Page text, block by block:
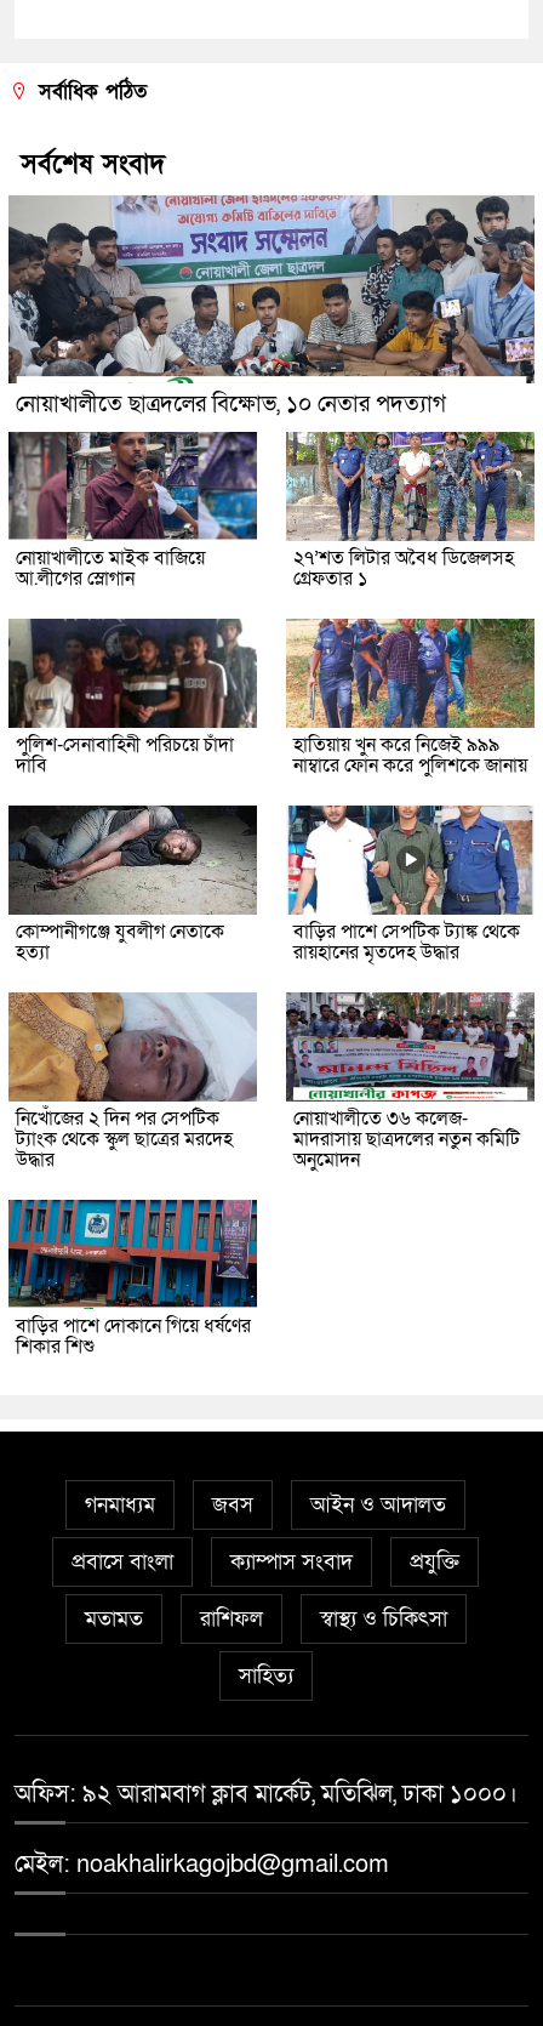
সর্বাধিক পঠিত
সর্বশেষ সংবাদ
নোয়াখালীতে ছাত্রদলের বিক্ষোভ, ১০ নেতার পদত্যাগ
নোয়াখালীতে মাইক বাজিয়ে
আ.লীগের স্লোগান
২৭’শত লিটার অবৈধ ডিজেলসহ
গ্রেফতার ১
পুলিশ-সেনাবাহিনী পরিচয়ে চাঁদা
দাবি
হাতিয়ায় খুন করে নিজেই ৯৯৯
নাম্বারে ফোন করে পুলিশকে জানায়
কোম্পানীগঞ্জে যুবলীগ নেতাকে
হত্যা
বাড়ির পাশে সেপটিক ট্যাঙ্ক থেকে
রায়হানের মৃতদেহ উদ্ধার
নিখোঁজের ২ দিন পর সেপটিক
ট্যাংক থেকে স্কুল ছাত্রের মরদেহ
উদ্ধার
নোয়াখালীতে ৩৬ কলেজ-
মাদরাসায় ছাত্রদলের নতুন কমিটি
অনুমোদন
বাড়ির পাশে দোকানে গিয়ে ধর্ষণের
শিকার শিশু
গনমাধ্যম জবস আইন ও আদালত
প্রবাসে বাংলা ক্যাম্পাস সংবাদ প্রযুক্তি
মতামত রাশিফল স্বাস্থ্য ও চিকিৎসা
সাহিত্য
অফিস: ৯২ আরামবাগ ক্লাব মার্কেট, মতিঝিল, ঢাকা ১০০০।
মেইল: noakhalirkagojbd@gmail.com